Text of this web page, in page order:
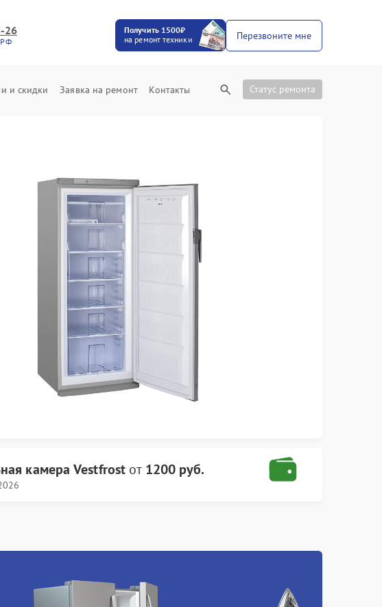
26
РФ
Получить 1500₽
на ремонт техники
Перезвоните мне
и скидки Заявка на ремонт Контакты Статус ремонта
камера Vestfrost от 1200 руб.